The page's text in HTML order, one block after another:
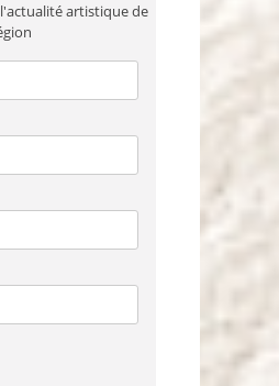
artistique de